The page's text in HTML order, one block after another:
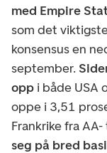
med Empire
som det
konsensus en
september.
opp i både USA
oppe i 3,51
Frankrike fra
seg på bred